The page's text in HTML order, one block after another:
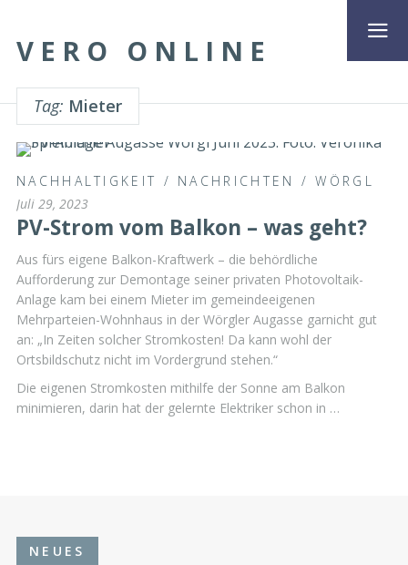
VERO ONLINE
Tag: Mieter
NACHHALTIGKEIT / NACHRICHTEN /WÖRGL
Juli 29, 2023
PV-Strom vom Balkon – was geht?
Aus fürs eigene Balkon-Kraftwerk – die behördliche
Aufforderung zur Demontage seiner privaten Photovoltaik-
Anlage kam bei einem Mieter im gemeindeeigenen
Mehrparteien-Wohnhaus in der Wörgler Augasse garnicht gut
an: „In Zeiten solcher Stromkosten! Da kann wohl der
Ortsbildschutz nicht im Vordergrund stehen.“
Die eigenen Stromkosten mithilfe der Sonne am Balkon
minimieren, darin hat der gelernte Elektriker schon in …
NEUES